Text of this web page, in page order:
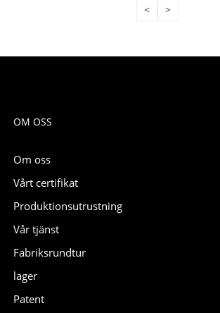
< >
OM OSS
Om oss
Vårt certifikat
Produktionsutrustning
Vår tjänst
Fabriksrundtur
lager
Patent